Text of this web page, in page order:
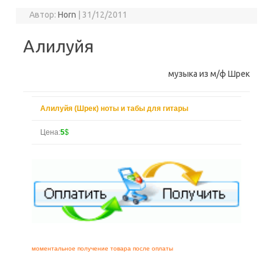
Автор:Horn 31/12/2011
Алилуйя
музыка из м/ф Шрек
Алилуйя (Шрек) ноты и табы для гитары
Цена:5$
моментальное получение товара после оплаты